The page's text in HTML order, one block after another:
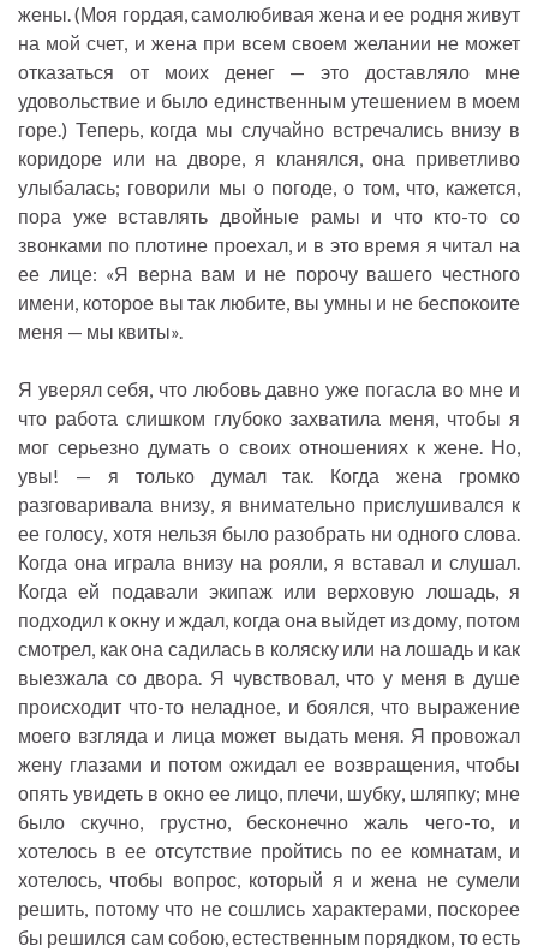
жены. (Моя гордая, самолюбивая жена и ее родня живут
на мой счет, и жена при всем своем желании не может
отказаться от моих денег — это доставляло мне
удовольствие и было единственным утешением в моем
горе.) Теперь, когда мы случайно встречались внизу в
коридоре или на дворе, я кланялся, она приветливо
улыбалась; говорили мы о погоде, о том, что, кажется,
пора уже вставлять двойные рамы и что кто-то со
звонками по плотине проехал, и в это время я читал на
ее лице: «Я верна вам и не порочу вашего честного
имени, которое вы так любите, вы умны и не беспокоите
меня — мы квиты».
Я уверял себя, что любовь давно уже погасла во мне и
что работа слишком глубоко захватила меня, чтобы я
мог серьезно думать о своих отношениях к жене. Но,
увы! — я только думал так. Когда жена громко
разговаривала внизу, я внимательно прислушивался к
ее голосу, хотя нельзя было разобрать ни одного слова.
Когда она играла внизу на рояли, я вставал и слушал.
Когда ей подавали экипаж или верховую лошадь, я
подходил к окну и ждал, когда она выйдет из дому, потом
смотрел, как она садилась в коляску или на лошадь и как
выезжала со двора. Я чувствовал, что у меня в душе
происходит что-то неладное, и боялся, что выражение
моего взгляда и лица может выдать меня. Я провожал
жену глазами и потом ожидал ее возвращения, чтобы
опять увидеть в окно ее лицо, плечи, шубку, шляпку; мне
было скучно, грустно, бесконечно жаль чего-то, и
хотелось в ее отсутствие пройтись по ее комнатам, и
хотелось, чтобы вопрос, который я и жена не сумели
решить, потому что не сошлись характерами, поскорее
бы решился сам собою, естественным порядком, то есть